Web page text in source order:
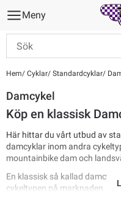
Meny
Hem Cyklar Standardcyklar
Damcykel
Köp en klassisk
Här hittar du vårt utbud av
damcyklar inom andra
mountainbike dam och
En klassisk så kallad
cykeltypen på marknaden.